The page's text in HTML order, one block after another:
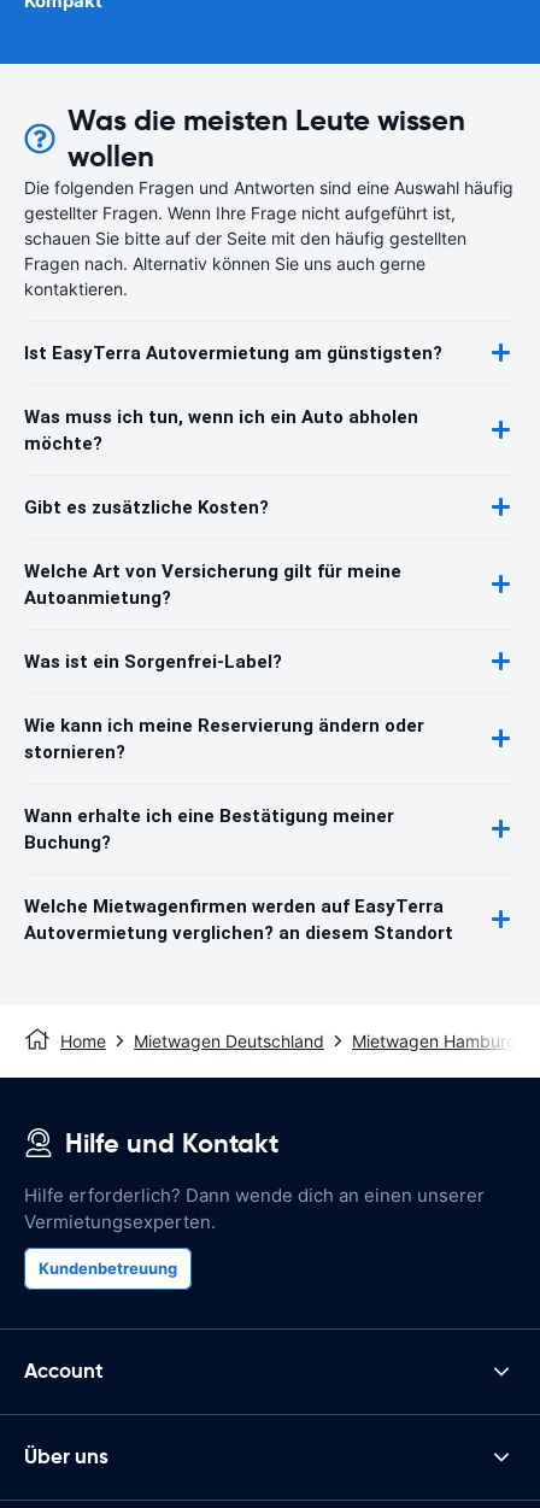
Was die meisten Leute wissen
wollen
Die folgenden Fragen und Antworten sind eine Auswahl häufig
gestellter Fragen. Wenn Ihre Frage nicht aufgeführt ist,
schauen Sie bitte auf der Seite mit den häufig gestellten
Fragen nach. Alternativ können Sie uns auch gerne
kontaktieren.
Ist EasyTerra Autovermietung am günstigsten?
Was muss ich tun, wenn ich ein Auto abholen
möchte?
Gibt es zusätzliche Kosten?
Welche Art von Versicherung gilt für meine
Autoanmietung?
Was ist ein Sorgenfrei-Label?
Wie kann ich meine Reservierung ändern oder
stornieren?
Wann erhalte ich eine Bestätigung meiner
Buchung?
Welche Mietwagenfirmen werden auf EasyTerra
Autovermietung verglichen? an diesem Standort
Home Mietwagen Deutschland Mietwagen Hamburg
Hilfe und Kontakt
Hilfe erforderlich? Dann wende dich an einen unserer
Vermietungsexperten.
Kundenbetreuung
Account
Über uns